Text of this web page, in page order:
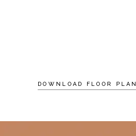
DOWNLOAD FLOOR PLAN